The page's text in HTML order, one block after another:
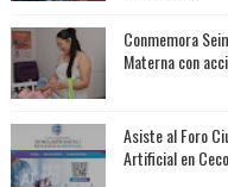
Conmemora
Materna con
Asiste al Foro
Artificial en